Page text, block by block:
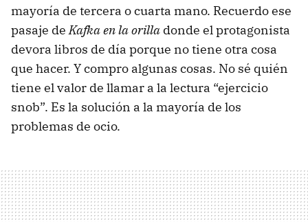
mayoría de tercera o cuarta mano. Recuerdo ese
pasaje deKafka en la orilla donde el protagonista
devora libros de día porque no tiene otra cosa
que hacer. Y compro algunas cosas. No sé quién
tiene el valor de llamar a la lectura “ejercicio
snob”. Es la solución a la mayoría de los
problemas de ocio.